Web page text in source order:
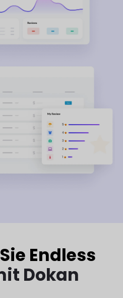
Endless
Dokan
mit Dokan! Egal, ob
Buchungen tätigen, Dokan
jeden erdenklichen Marktplatz
So einfach ist das!
Marktplatz
Comics